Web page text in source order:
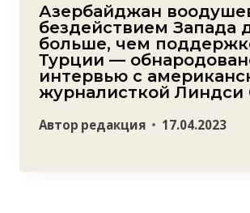
Азербайджан
бездействием Запада
больше, чем
Турции —
интервью с
журналисткой Линдси
Автор редакция 17.04.2023